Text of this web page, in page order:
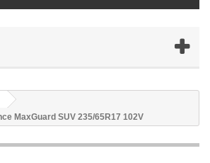
MaxGuard SUV 235/65R17 102V